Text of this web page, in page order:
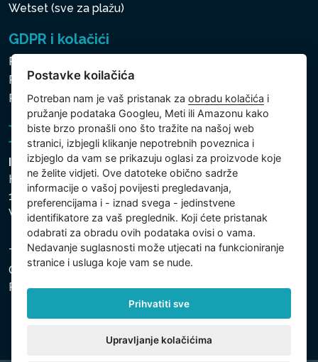
Wetset (sve za plažu)
GDPR i kolačići
Pravila zaštite osobnih i drugih obrađivanih podataka
Politika kolačića
Postavke koilačića
Intex Trading, s.r.o.
Hradecká 2526/3
130 00 Praha 3
Vinohrady - Česká republika
Tvrtka je registrirana pri Općinskom sudu u Pragu, Odjel
C, uložak 74759. Identifikacijski broj tvrtke: 26150808,
Porezni identifikacijski broj: CZ26150808.
Postavke koilačića
Potreban nam je vaš pristanak zaobradu kolačića i
pružanje podataka Googleu, Meti ili Amazonu kako
biste brzo pronašli ono što tražite na našoj web
stranici, izbjegli klikanje nepotrebnih poveznica i
izbjeglo da vam se prikazuju oglasi za proizvode koje
ne želite vidjeti. Ove datoteke obično sadrže
informacije o vašoj povijesti pregledavanja,
preferencijama i - iznad svega - jedinstvene
identifikatore za vaš preglednik. Koji ćete pristanak
odabrati za obradu ovih podataka ovisi o vama.
Nedavanje suglasnosti može utjecati na funkcioniranje
stranice i usluga koje vam se nude.
Prihvatiti sve
Upravljanje kolačićima